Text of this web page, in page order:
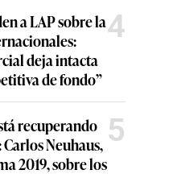
a LAP sobre la
deja intacta
de fondo”
4
recuperando
Neuhaus,
2019, sobre los
5